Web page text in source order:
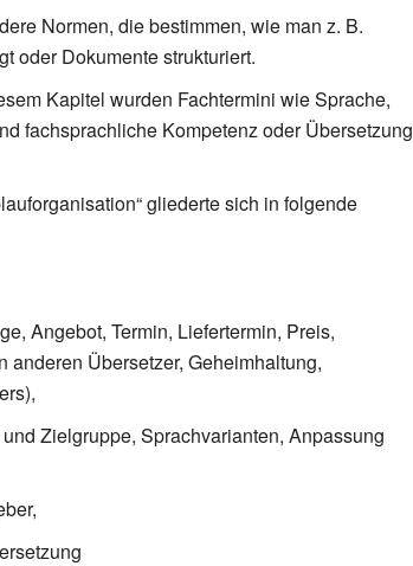
Normen, die bestimmen, wie man z. B.
oder Dokumente strukturiert.
Kapitel wurden Fachtermini wie Sprache,
fachsprachliche Kompetenz oder Übersetzung
gliederte sich in folgende
Angebot, Termin, Liefertermin, Preis,
anderen Übersetzer, Geheimhaltung,
Zielgruppe, Sprachvarianten, Anpassung